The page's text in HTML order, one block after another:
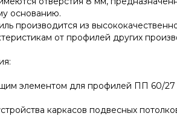
основанию.
производится из
от профилей других
элементом для профилей ПП 60/27
каркасов подвесных